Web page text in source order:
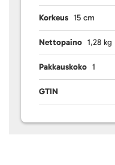
Korkeus 15 cm
Nettopaino 1,28 kg
Pakkauskoko 1
GTIN